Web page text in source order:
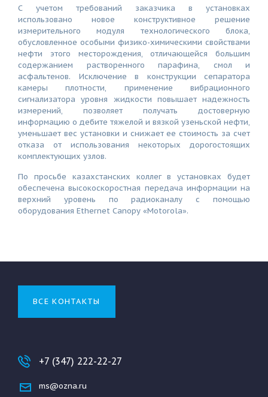
С учетом требований заказчика в установках
использовано новое конструктивное решение
измерительного модуля технологического блока,
обусловленное особыми физико-химическими свойствами
нефти этого месторождения, отличающейся большим
содержанием растворенного парафина, смол и
асфальтенов. Исключение в конструкции сепаратора
камеры плотности, применение вибрационного
сигнализатора уровня жидкости повышает надежность
измерений, позволяет получать достоверную
информацию о дебите тяжелой и вязкой узеньской нефти,
уменьшает вес установки и снижает ее стоимость за счет
отказа от использования некоторых дорогостоящих
комплектующих узлов.
По просьбе казахстанских коллег в установках будет
обеспечена высокоскоростная передача информации на
верхний уровень по радиоканалу с помощью
оборудования Ethernet Canopy «Motorola».
ВСЕ КОНТАКТЫ
+7 (347) 222-22-27
ms@ozna.ru